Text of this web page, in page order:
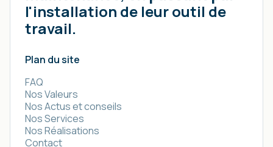
l'installation de leur outil de
travail.
Plan du site
FAQ
Nos Valeurs
Nos Actus et conseils
Nos Services
Nos Réalisations
Contact